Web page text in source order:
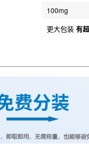
100mg
更大包装 有